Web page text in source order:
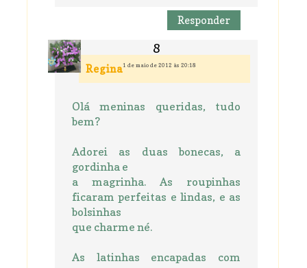
Responder
Regina1 de maio de 2012 às 20:18
Olá meninas queridas, tudo
bem?
Adorei as duas bonecas, a
gordinha e
a magrinha. As roupinhas
ficaram perfeitas e lindas, e as
bolsinhas
que charme né.
As latinhas encapadas com